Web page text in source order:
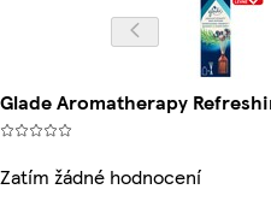
Glade Aromatherapy
Zatím žádné hodnocení